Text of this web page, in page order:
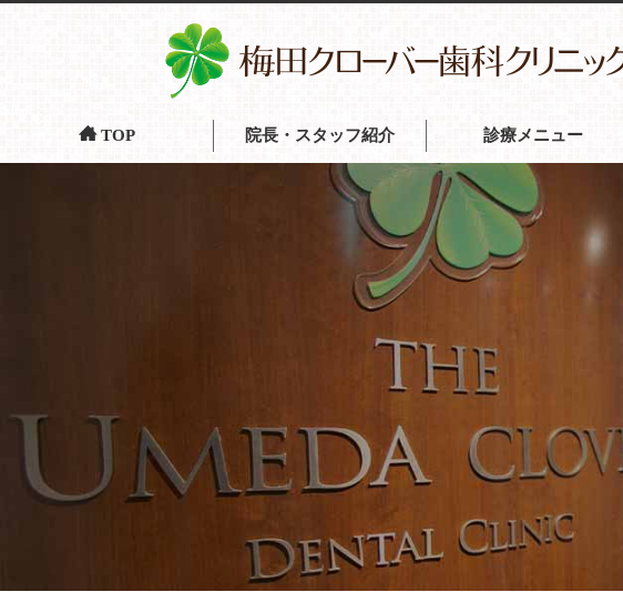
TOP 院長・スタッフ紹介 診療メニュー
虫歯治療
入れ歯(義歯)
歯周病治療
定期健診
歯のクリーニング
インプラント
矯正歯科
審美歯科
ホワイトニング